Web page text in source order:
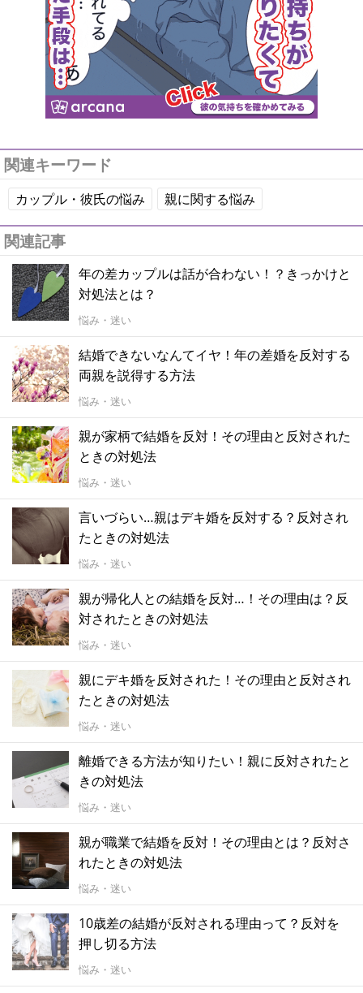
関連キーワード
カップル・彼氏の悩み 親に関する悩み
関連記事
年の差カップルは話が合わない！？きっかけと
対処法とは？
悩み・迷い
結婚できないなんてイヤ！年の差婚を反対する
両親を説得する方法
悩み・迷い
親が家柄で結婚を反対！その理由と反対された
ときの対処法
悩み・迷い
言いづらい…親はデキ婚を反対する？反対され
たときの対処法
悩み・迷い
親が帰化人との結婚を反対…！その理由は？反
対されたときの対処法
悩み・迷い
親にデキ婚を反対された！その理由と反対され
たときの対処法
悩み・迷い
離婚できる方法が知りたい！親に反対されたと
きの対処法
悩み・迷い
親が職業で結婚を反対！その理由とは？反対さ
れたときの対処法
悩み・迷い
10歳差の結婚が反対される理由って？反対を
押し切る方法
悩み・迷い